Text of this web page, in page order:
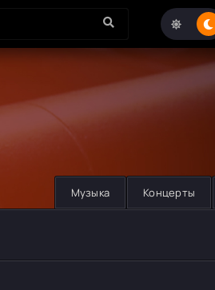
Музыка Концерты